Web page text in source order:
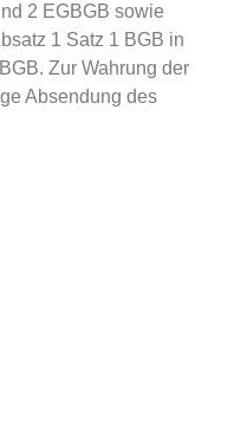
2 EGBGB sowie
1 Satz 1 BGB in
Zur Wahrung der
Absendung des